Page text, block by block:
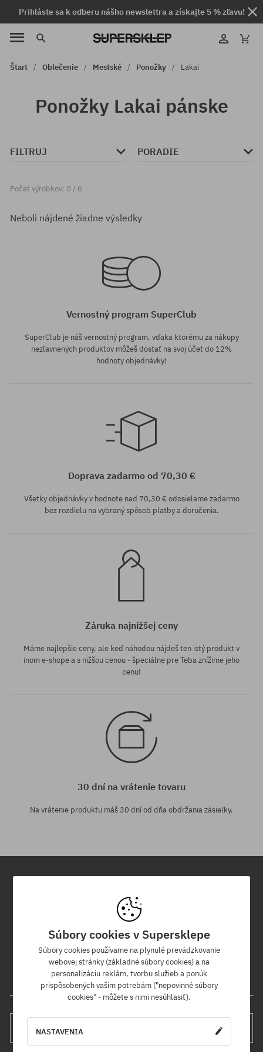
Prihláste sa k odberu nášho newslettra a získajte 5 % zľavu!
Štart Oblečenie Mestské Ponožky Lakai
Ponožky Lakai pánske
FILTRUJ PORADIE
Počet výrobkov: 0 / 0
Neboli nájdené žiadne výsledky
Vernostný program SuperClub
SuperClub je náš vernostný program, vďaka ktorému za nákupy
nezľavnených produktov môžeš dostať na svoj účet do 12%
hodnoty objednávky!
Doprava zadarmo od 70,30 €
Všetky objednávky v hodnote nad 70,30 € odosielame zadarmo
bez rozdielu na vybraný spôsob platby a doručenia.
Záruka najnižšej ceny
Máme najlepšie ceny, ale keď náhodou nájdeš ten istý produkt v
inom e-shope a s nižšou cenou - špeciálne pre Teba znížime jeho
cenu!
30 dní na vrátenie tovaru
Na vrátenie produktu máš 30 dní od dňa obdržania zásielky.
Newsletter
Prihláste sa na odber nášho newsletteru a ako prvý sa dozviete o
nových produktoch a propagačných akciách!
Navyše získaš zľavový kód -5 % na celú objednávku!
Tvoja e-mailová adresa
Súbory cookies v Supersklepe
Súbory cookies používame na plynulé prevádzkovanie
webovej stránky (základné súbory cookies) a na
personalizáciu reklám, tvorbu služieb a ponúk
prispôsobených vašim potrebám ("nepovinné súbory
cookies" - môžete s nimi nesúhlasiť).
NASTAVENIA